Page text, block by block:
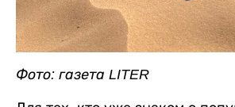
Фото: газета LITER